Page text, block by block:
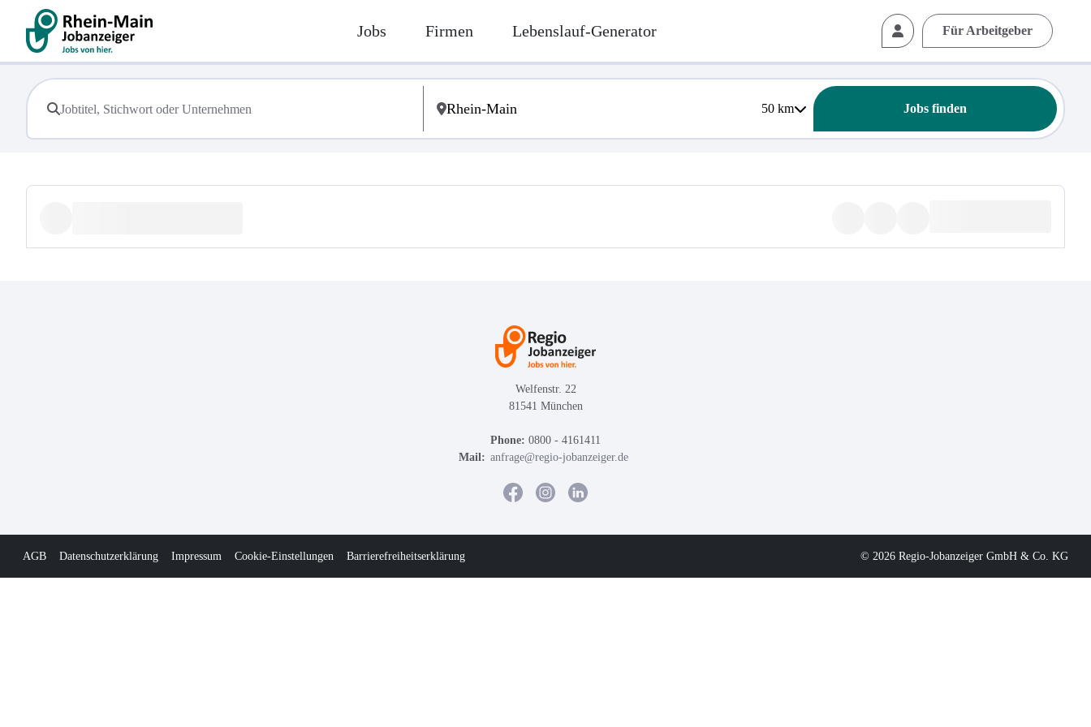
Jobs Firmen Lebenslauf-Generator Für Arbeitgeber
50km Jobs finden
Welfenstr. 22
81541 München
Phone: 0800 - 4161411
Mail: anfrage@regio-jobanzeiger.de
AGB Datenschutzerklärung Impressum Cookie-Einstellungen Barrierefreiheitserklärung © 2026 Regio-Jobanzeiger GmbH & Co. KG